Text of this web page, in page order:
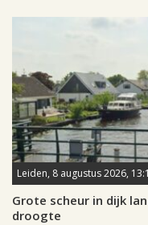
Leiden, 8 augustus 2026,
Grote scheur in dijk
droogte